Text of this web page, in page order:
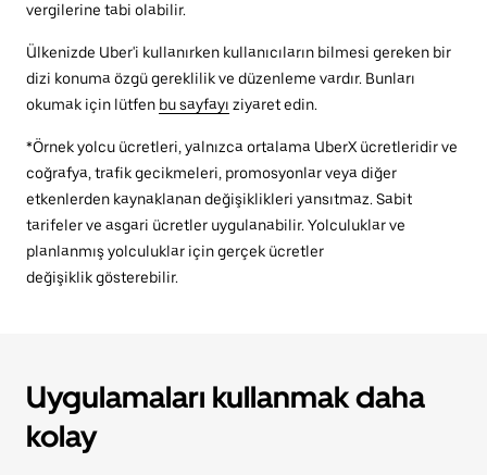
vergilerine tabi olabilir.
Ülkenizde Uber'i kullanırken kullanıcıların bilmesi gereken bir
dizi konuma özgü gereklilik ve düzenleme vardır. Bunları
okumak için lütfen bu sayfayı ziyaret edin.
*Örnek yolcu ücretleri, yalnızca ortalama UberX ücretleridir ve
coğrafya, trafik gecikmeleri, promosyonlar veya diğer
etkenlerden kaynaklanan değişiklikleri yansıtmaz. Sabit
tarifeler ve asgari ücretler uygulanabilir. Yolculuklar ve
planlanmış yolculuklar için gerçek ücretler
değişiklik gösterebilir.
Uygulamaları kullanmak daha
kolay